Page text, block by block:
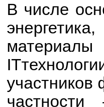
В числе